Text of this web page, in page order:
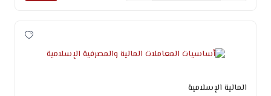
المالية الإسلامية